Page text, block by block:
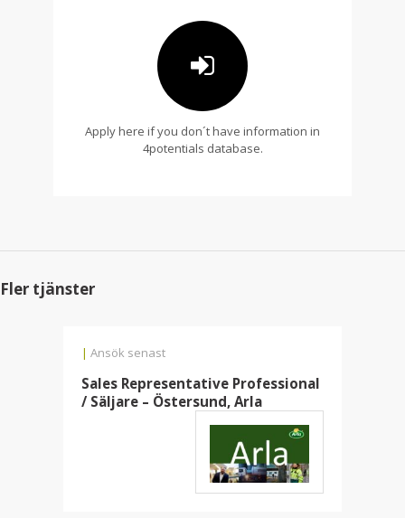
Apply here if you don´t have information in
4potentials database.
Fler tjänster
| Ansök senast
Sales Representative Professional
/ Säljare – Östersund, Arla